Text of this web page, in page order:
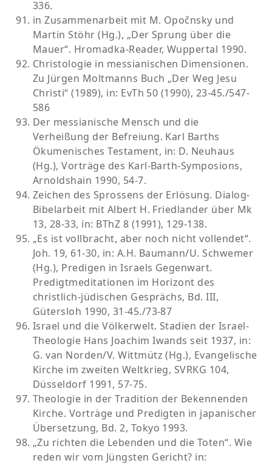
336.
in Zusammenarbeit mit M. Opočnsky und
Martin Stöhr (Hg.), „Der Sprung über die
Mauer“. Hromadka-Reader, Wuppertal 1990.
Christologie in messianischen Dimensionen.
Zu Jürgen Moltmanns Buch „Der Weg Jesu
Christi“ (1989), in: EvTh 50 (1990), 23-45./547-
586
Der messianische Mensch und die
Verheißung der Befreiung. Karl Barths
Ökumenisches Testament, in: D. Neuhaus
(Hg.), Vorträge des Karl-Barth-Symposions,
Arnoldshain 1990, 54-7.
Zeichen des Sprossens der Erlösung. Dialog-
Bibelarbeit mit Albert H. Friedlander über Mk
13, 28-33, in: BThZ 8 (1991), 129-138.
„Es ist vollbracht, aber noch nicht vollendet“.
Joh. 19, 61-30, in: A.H. Baumann/U. Schwemer
(Hg.), Predigen in Israels Gegenwart.
Predigtmeditationen im Horizont des
christlich-jüdischen Gesprächs, Bd. III,
Gütersloh 1990, 31-45./73-87
Israel und die Völkerwelt. Stadien der Israel-
Theologie Hans Joachim Iwands seit 1937, in:
G. van Norden/V. Wittmütz (Hg.), Evangelische
Kirche im zweiten Weltkrieg, SVRKG 104,
Düsseldorf 1991, 57-75.
Theologie in der Tradition der Bekennenden
Kirche. Vorträge und Predigten in japanischer
Übersetzung, Bd. 2, Tokyo 1993.
„Zu richten die Lebenden und die Toten“. Wie
reden wir vom Jüngsten Gericht? in: